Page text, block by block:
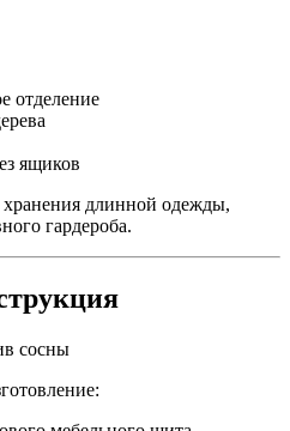
отделение
ящиков
длинной одежды,
гардероба.
сосны